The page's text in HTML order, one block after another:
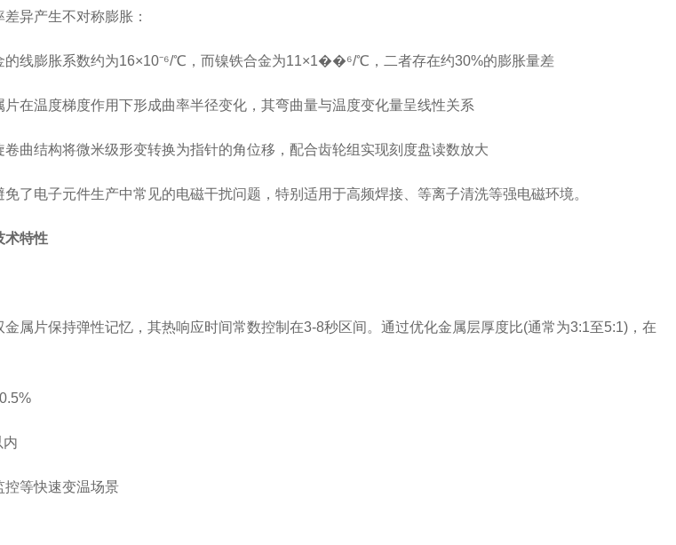
异产生不对称膨胀：
线膨胀系数约为16×10⁻⁶/℃，而镍铁合金为11×1��⁶/℃，二者存在约30%的膨胀量差
温度梯度作用下形成曲率半径变化，其弯曲量与温度变化量呈线性关系
结构将微米级形变转换为指针的角位移，配合齿轮组实现刻度盘读数放大
电子元件生产中常见的电磁干扰问题，特别适用于高频焊接、等离子清洗等强电磁环境。
术特性
片保持弹性记忆，其热响应时间常数控制在3-8秒区间。通过优化金属层厚度比(通常为3:1至5:1)，在
等快速变温场景